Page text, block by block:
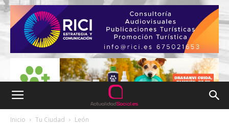
Inicio Tu Ciudad León